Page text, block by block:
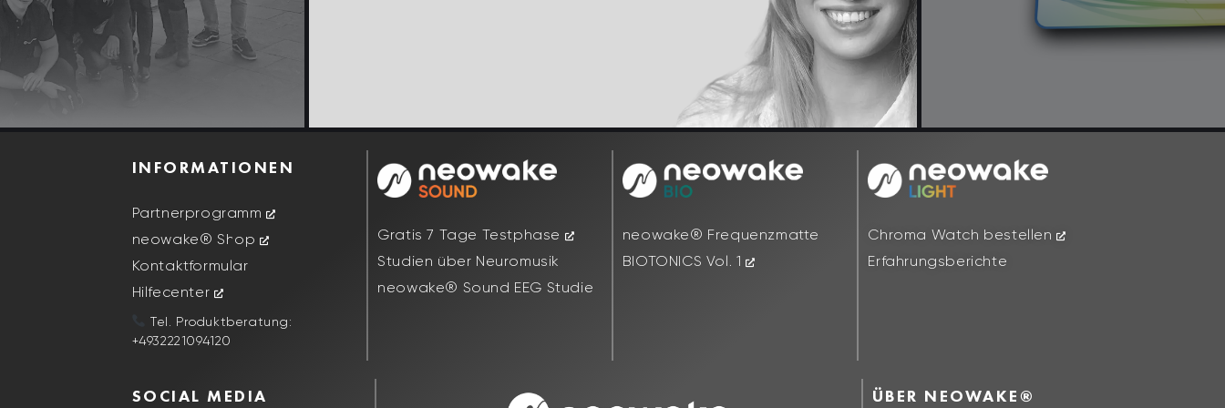
INFORMATIONEN
Partnerprogramm
neowake® Shop
Kontaktformular
Hilfecenter
Tel. Produktberatung:
+4932221094120
Gratis 7 Tage Testphase
Studien über Neuromusik
neowake® Sound EEG Studie
neowake® Frequenzmatte
BIOTONICS Vol. 1
Chroma Watch bestellen
Erfahrungsberichte
SOCIAL MEDIA ÜBER NEOWAKE®